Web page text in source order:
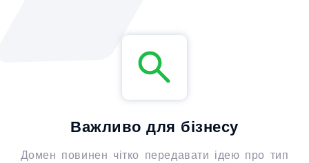
Важливо для бізнесу
Домен повинен чітко передавати ідею про тип